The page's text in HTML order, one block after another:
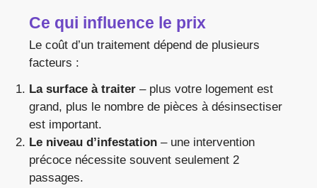
Ce qui influence le prix
Le coût d’un traitement dépend de plusieurs
facteurs :
La surface à traiter – plus votre logement est
grand, plus le nombre de pièces à désinsectiser
est important.
Le niveau d’infestation – une intervention
précoce nécessite souvent seulement 2
passages.